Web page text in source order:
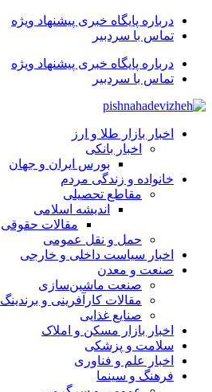
درباره پایگاه خبری پیشنهاد ویژه
تماس با سردبیر
درباره پایگاه خبری پیشنهاد ویژه
تماس با سردبیر
اخبار بازار طلا و ارز
اخبار بانکی
بورس ایران و جهان
خانواده و زندگی مردم
مقاطع تحصیلی
اندیشه اسلامی
مقالات حقوقی
حمل و نقل عمومی
اخبار سیاست داخلی و خارجی
صنعت و معدن
صنعت ماشین‌سازی
مقالات کارآفرینی و برندینگ
صنایع غذایی
اخبار بازار مسکن و املاک
سلامت و پزشکی
اخبار علم و فناوری
فرهنگ و سینما